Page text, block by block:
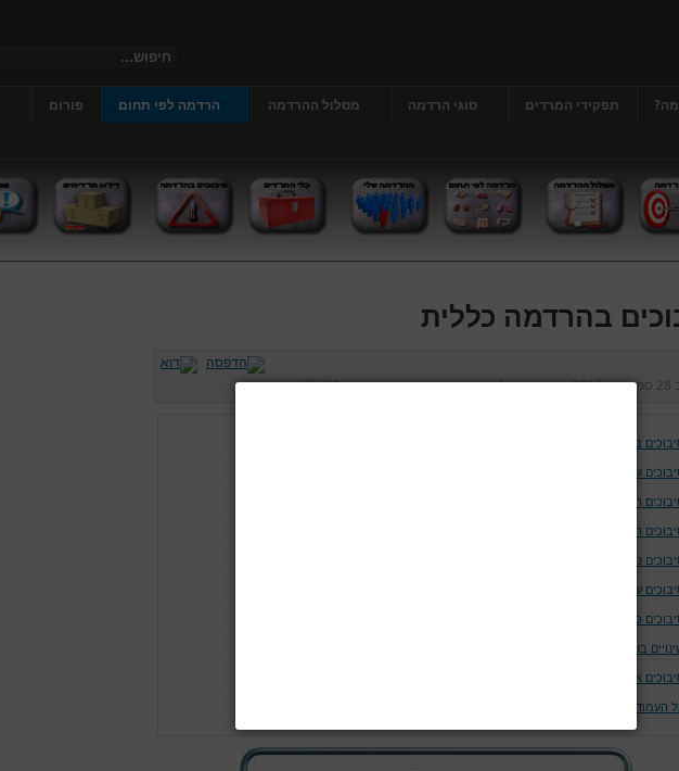
תפקידי המרדים סוגי הרדמה מסלול ההרדמה הרדמה לפי תחום
פורום
בהרדמה כללית
28 ספטמבר 2012 נכתב על ידידר' גרג'י יונתן כניסות:475228
בהרדמה כללית
של נתיב האויר ומערכת הנשימה
המודינמים
המאטולוגים
נוירולוגים ושריריים
עיניים
כליתיים
בחום הגוף
אחרים
העמודים